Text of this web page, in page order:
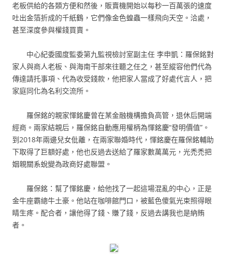
老板供給的各類方便和然後，販賣機開始以每秒一百萬張的速度
吐出金箔折成的千紙鶴，它們像金色蝗蟲一樣飛向天空。洽處，
甚至深度參與權錢買賣。
中心紀委國度監委第九監視檢討室副主任 李申凱：羅保銘對
家人與商人老板、與海南干部來往聽之任之，甚至縱容他們代為
傳達請托事項、代為收受錢款，他把家人當成了好處代言人，把
家庭同化為名利交流所。
羅保銘的親家惲銘慶曾在某金融機構擔負高管，退休后開端
經商。兩家結親后，羅保銘自動應用權柄為惲銘慶“發明價值”。
到2018年兩邊兒女仳離，在兩家聯婚時代，惲銘慶在羅保銘輔助
下取得了巨額好處，他也反過去送給了羅家數萬萬元，光禿禿把
姻親關系蛻變為政商好處聯盟。
羅保銘：幫了惲銘慶，給他找了一起這場混亂的中心，正是
金牛座霸總牛土豪。他站在咖啡館門口，被藍色傻氣光束照得眼
睛生疼。配合者，讓他得了錢、賺了錢，反過去講我也是納賄
者。